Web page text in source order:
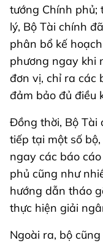
tướng Chính phủ;
lý, Bộ Tài chính
phân bổ kế
phương ngay khi
đơn vị, chỉ ra các
đảm bảo đủ điều
Đồng thời, Bộ Tài
tiếp tại một số
ngay các báo
phủ cũng như
hướng dẫn tháo
thực hiện giải
Ngoài ra, bộ